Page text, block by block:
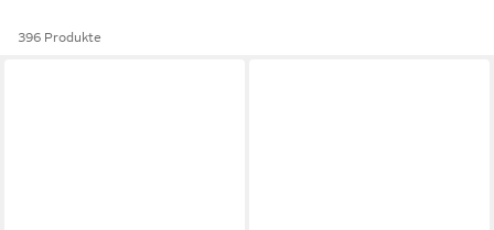
396 Produkte